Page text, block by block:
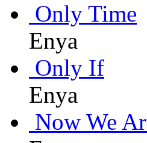
Only Time
Enya
Only If
Enya
Now We